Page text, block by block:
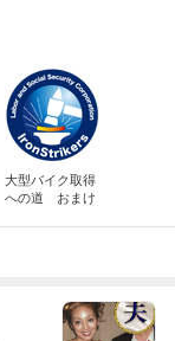
大型バイク取得
への道 おまけ